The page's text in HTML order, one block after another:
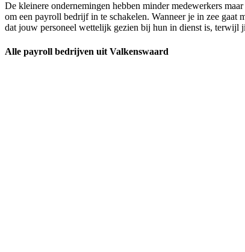
De kleinere ondernemingen hebben minder medewerkers
om een payroll bedrijf in te schakelen. Wanneer je in zee
dat jouw personeel wettelijk gezien bij hun in dienst is, terwijl
Alle payroll bedrijven uit Valkenswaard